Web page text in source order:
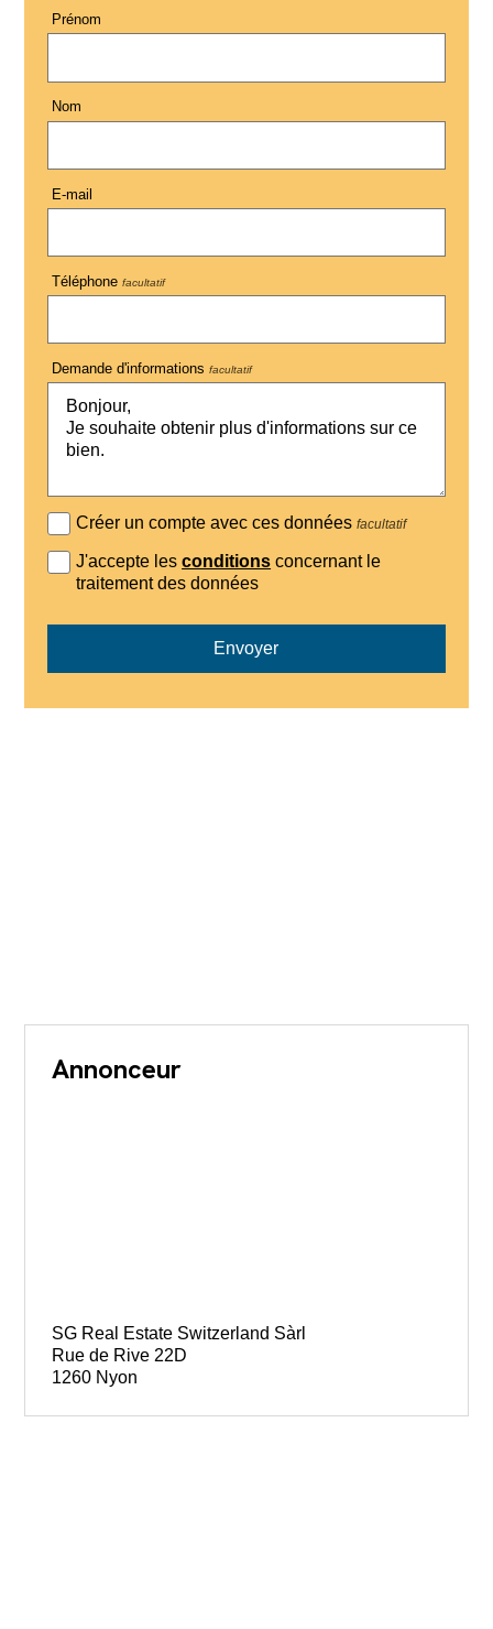
Prénom
Nom
E-mail
Téléphone facultatif
Demande d'informations facultatif
Créer un compte avec ces donnéesfacultatif
J'accepte lesconditions concernant le
traitement des données
Envoyer
Annonceur
SG Real Estate Switzerland Sàrl
Rue de Rive 22D
1260 Nyon